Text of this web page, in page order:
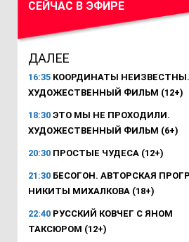
СЕЙЧАС В ЭФИРЕ
ДАЛЕЕ
16:35 КООРДИНАТЫ НЕИЗВЕСТНЫ.
ХУДОЖЕСТВЕННЫЙ ФИЛЬМ (12+)
18:30 ЭТО МЫ НЕ ПРОХОДИЛИ.
ХУДОЖЕСТВЕННЫЙ ФИЛЬМ (6+)
20:30 ПРОСТЫЕ ЧУДЕСА (12+)
21:30 БЕСОГОН. АВТОРСКАЯ
НИКИТЫ МИХАЛКОВА (18+)
22:40 РУССКИЙ КОВЧЕГ С ЯНОМ
ТАКСЮРОМ (12+)